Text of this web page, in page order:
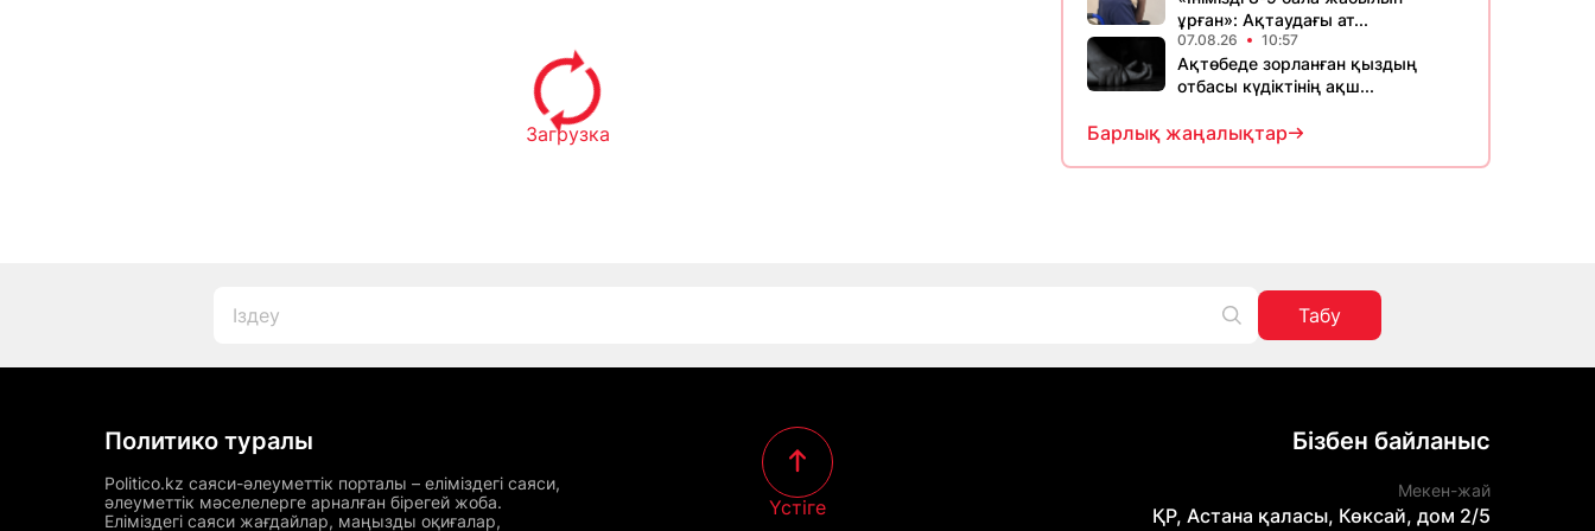
Загрузка
ұрған»: Ақтаудағы ат...
07.08.26 10:57
Ақтөбеде зорланған қыздың
отбасы күдіктінің ақш...
Барлық жаңалықтар
Табу
Политико туралы
Politico.kz саяси-әлеуметтік порталы – еліміздегі саяси,
әлеуметтік мәселелерге арналған бірегей жоба.
Еліміздегі саяси жағдайлар, маңызды оқиғалар,
Үстіге
Бізбен байланыс
Мекен-жай
ҚР, Астана қаласы, Көксай, дом 2/5